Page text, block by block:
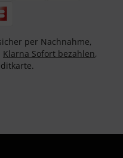
per Nachnahme,
Klarna Sofort bezahlen,